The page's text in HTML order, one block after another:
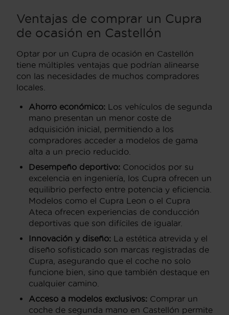
Ventajas de comprar un Cupra
de ocasión en Castellón
Optar por un Cupra de ocasión en Castellón
tiene múltiples ventajas que podrían alinearse
con las necesidades de muchos compradores
locales.
Ahorro económico: Los vehículos de segunda
mano presentan un menor coste de
adquisición inicial, permitiendo a los
compradores acceder a modelos de gama
alta a un precio reducido.
Desempeño deportivo: Conocidos por su
excelencia en ingeniería, los Cupra ofrecen un
equilibrio perfecto entre potencia y eficiencia.
Modelos como el Cupra Leon o el Cupra
Ateca ofrecen experiencias de conducción
deportivas que son difíciles de igualar.
Innovación y diseño: La estética atrevida y el
diseño sofisticado son marcas registradas de
Cupra, asegurando que el coche no solo
funcione bien, sino que también destaque en
cualquier camino.
Acceso a modelos exclusivos: Comprar un
coche de segunda mano en Castellón permite